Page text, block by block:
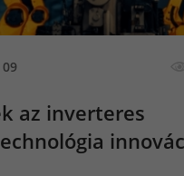
az inverteres